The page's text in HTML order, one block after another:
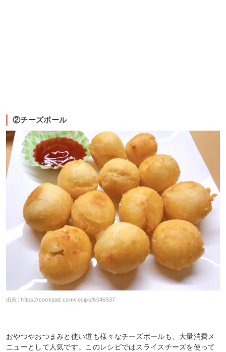
②チーズボール
出典: https://cookpad.com/recipe/6046537
おやつやおつまみと使い道も様々なチーズボールも、大量消費メ
ニューとして人気です。このレシピではスライスチーズを使って